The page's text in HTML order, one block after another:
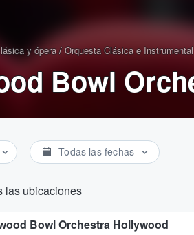
y ópera / Orquesta Clásica e Instrumental
Bowl
Todas las fechas
las ubicaciones
Bowl Orchestra Hollywood